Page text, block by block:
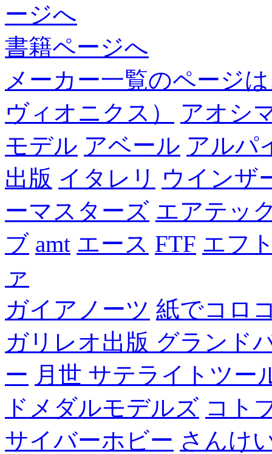
ージへ
書籍ページへ
メーカー一覧のページ
ヴィオニクス）
アオシ
モデル アベール アルパ
出版 イタレリ ウインザ
ーマスターズ エアテッ
ブ amt エース FTF エフ
ァ
ガイアノーツ 紙でコロ
ガリレオ出版 グランド
ー 月世 サテライトツー
ドメダルモデルズ コト
サイバーホビー さんけ